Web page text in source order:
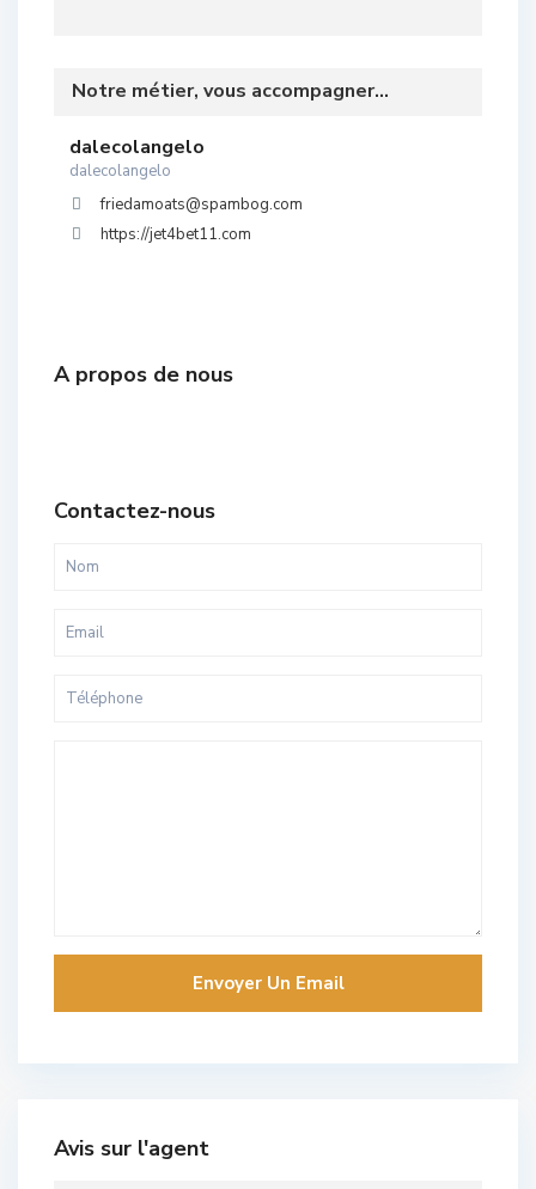
Notre métier, vous accompagner...
dalecolangelo
dalecolangelo
friedamoats@spambog.com
https://jet4bet11.com
A propos de nous
Contactez-nous
Avis sur l'agent